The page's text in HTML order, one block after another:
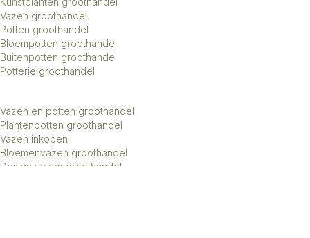
Vazen groothandel
Potten groothandel
Bloempotten groothandel
Buitenpotten groothandel
Potterie groothandel
Vazen en potten groothandel
Plantenpotten groothandel
Vazen inkopen
Bloemenvazen groothandel
Design vazen groothandel